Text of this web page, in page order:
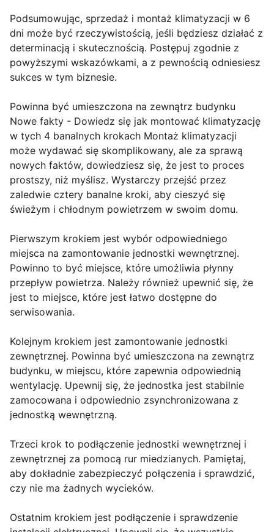
Podsumowując, sprzedaż i montaż klimatyzacji w 6
dni może być rzeczywistością, jeśli będziesz działać z
determinacją i skutecznością. Postępuj zgodnie z
powyższymi wskazówkami, a z pewnością odniesiesz
sukces w tym biznesie.
Powinna być umieszczona na zewnątrz budynku
Nowe fakty - Dowiedz się jak montować klimatyzację
w tych 4 banalnych krokach Montaż klimatyzacji
może wydawać się skomplikowany, ale za sprawą
nowych faktów, dowiedziesz się, że jest to proces
prostszy, niż myślisz. Wystarczy przejść przez
zaledwie cztery banalne kroki, aby cieszyć się
świeżym i chłodnym powietrzem w swoim domu.
Pierwszym krokiem jest wybór odpowiedniego
miejsca na zamontowanie jednostki wewnętrznej.
Powinno to być miejsce, które umożliwia płynny
przepływ powietrza. Należy również upewnić się, że
jest to miejsce, które jest łatwo dostępne do
serwisowania.
Kolejnym krokiem jest zamontowanie jednostki
zewnętrznej. Powinna być umieszczona na zewnątrz
budynku, w miejscu, które zapewnia odpowiednią
wentylację. Upewnij się, że jednostka jest stabilnie
zamocowana i odpowiednio zsynchronizowana z
jednostką wewnętrzną.
Trzeci krok to podłączenie jednostki wewnętrznej i
zewnętrznej za pomocą rur miedzianych. Pamiętaj,
aby dokładnie zabezpieczyć połączenia i sprawdzić,
czy nie ma żadnych wycieków.
Ostatnim krokiem jest podłączenie i sprawdzenie